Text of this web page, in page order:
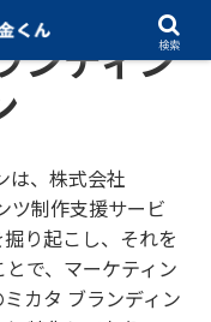
ンディン
は、株式会社
ツ制作支援サービ
り起こし、それを
で、マーケティン
カタ ブランディン
検索